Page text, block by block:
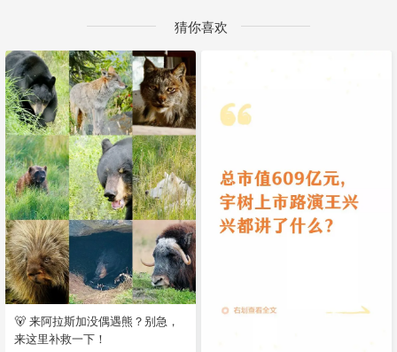
猜你喜欢
🐻 来阿拉斯加没偶遇熊？别急，
来这里补救一下！